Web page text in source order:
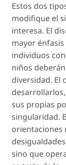
Estos dos
modifique el
interesa. El
mayor
individuos
niños
diversidad. El
sus propias
singularidad.
orientaciones
sino que